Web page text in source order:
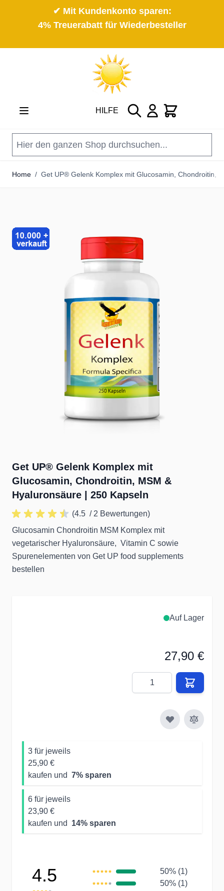
✔ Mit Kundenkonto sparen:
4% Treuerabatt für Wiederbesteller
HILFE Suche Cart
Home / Get UP® Gelenk Komplex mit Glucosamin, Chondroitin,
Get UP® Gelenk Komplex mit
Glucosamin, Chondroitin, MSM &
Hyaluronsäure | 250 Kapseln
(4.5 / 2 Bewertungen)
Glucosamin Chondroitin MSM Komplex mit
vegetarischer Hyaluronsäure, Vitamin C sowie
Spurenelementen von Get UP food supplements
bestellen
Auf Lager
27,90 €
Menge
3 für jeweils
25,90 €
kaufen und 7% sparen
6 für jeweils
23,90 €
kaufen und
14% sparen
4.5
50% (1)
50% (1)